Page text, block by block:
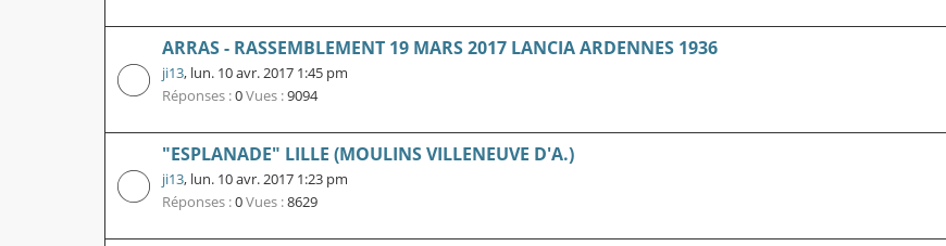
ARRAS - RASSEMBLEMENT 19 MARS 2017 LANCIA ARDENNES 1936
ji13, lun. 10 avr. 2017 1:45 pm
Réponses :0Vues :9094
"ESPLANADE" LILLE (MOULINS VILLENEUVE D'A.)
ji13, lun. 10 avr. 2017 1:23 pm
Réponses :0Vues :8629